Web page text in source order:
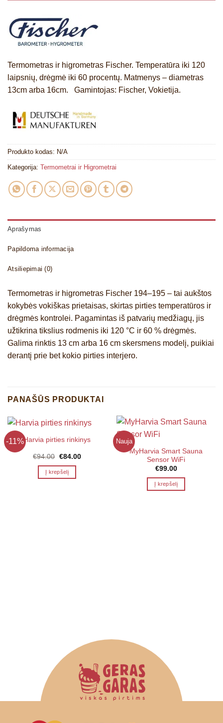
Termometras ir higrometras Fischer. Temperatūra iki 120
laipsnių, drėgmė iki 60 procentų. Matmenys – diametras
13cm arba 16cm. Gamintojas: Fischer, Vokietija.
Produkto kodas: N/A
Kategorija: Termometrai ir Higrometrai
Aprašymas
Papildoma informacija
Atsiliepimai (0)
Termometras ir higrometras Fischer 194–195 – tai aukštos
kokybės vokiškas prietaisas, skirtas pirties temperatūros ir
drėgmės kontrolei. Pagamintas iš patvarių medžiagų, jis
užtikrina tikslius rodmenis iki 120 °C ir 60 % drėgmės.
Galima rinktis 13 cm arba 16 cm skersmens modelį, puikiai
derantį prie bet kokio pirties interjero.
PANAŠŪS PRODUKTAI
-11%Harvia pirties rinkinys
€94.00 Original
was:
€94.00.
€84.00Current
Į krepšelį
Nauja
MyHarvia Smart Sauna
Sensor WiFi
€99.00
Į krepšelį